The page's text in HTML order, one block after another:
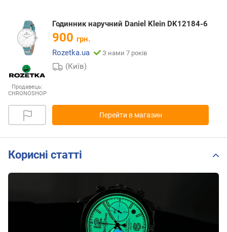
Продавець:
CHRONOSHOP
Годинник наручний Daniel Klein DK12184-6
900 грн.
Rozetka.ua
З нами 7 років
(Київ)
Перейти в магазин
Корисні статті